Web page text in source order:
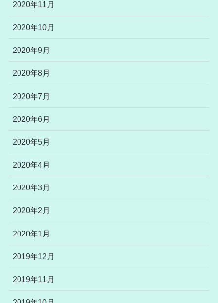
2020年11月
2020年10月
2020年9月
2020年8月
2020年7月
2020年6月
2020年5月
2020年4月
2020年3月
2020年2月
2020年1月
2019年12月
2019年11月